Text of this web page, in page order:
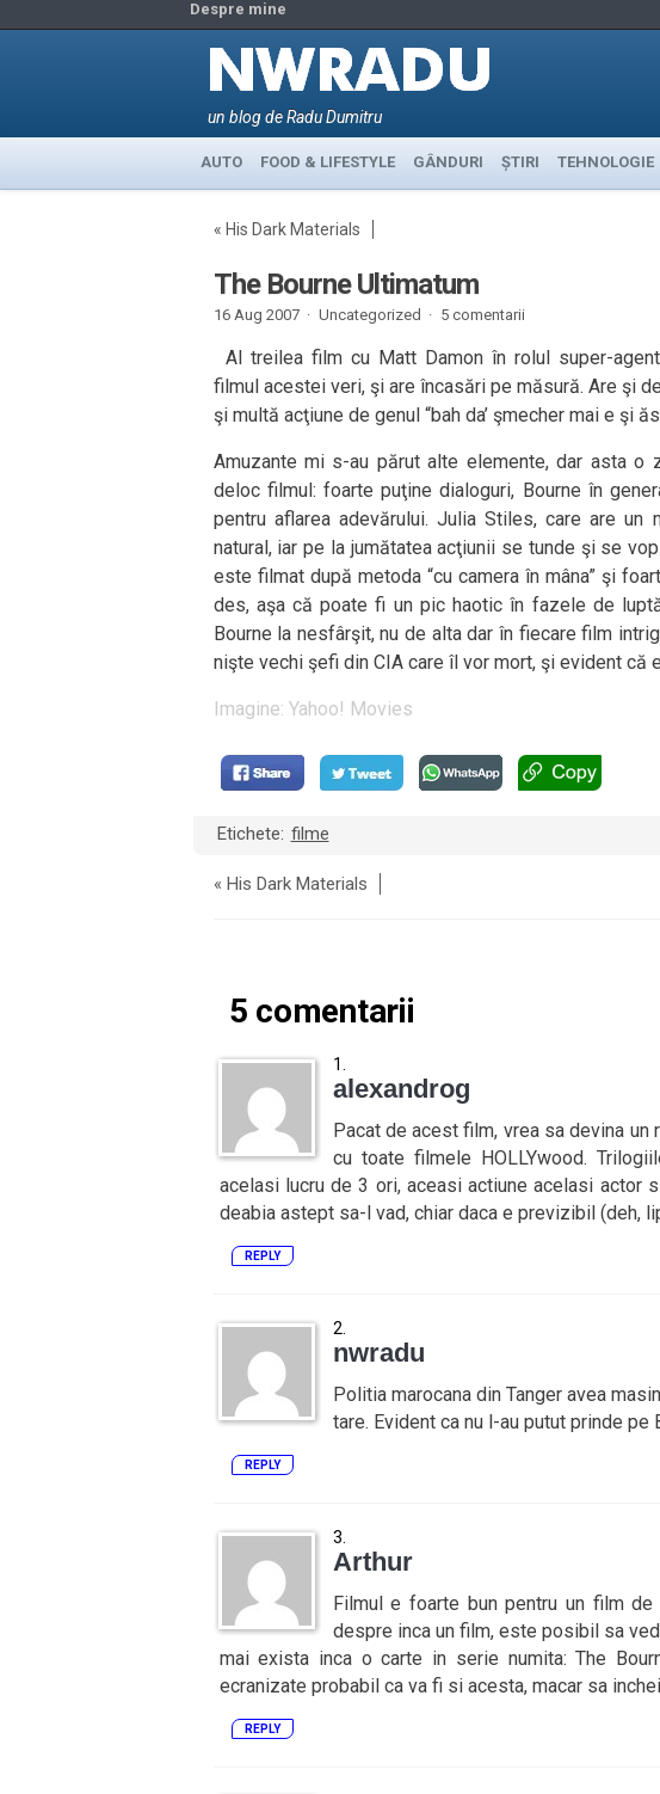
Despre mine
un blog de Radu Dumitru
AUTO FOOD & LIFESTYLE GÂNDURI ȘTIRI TEHNOLOGIE
« His Dark Materials
The Bourne Ultimatum
16 Aug 2007 · Uncategorized · 5 comentarii
Al treilea film cu Matt Damon în rolul super-
filmul acestei veri, şi are încasări pe măsură. Are şi
şi multă acţiune de genul “bah da’ şmecher mai e şi
Amuzante mi s-au părut alte elemente, dar asta o
deloc filmul: foarte puţine dialoguri, Bourne în
pentru aflarea adevărului. Julia Stiles, care are
natural, iar pe la jumătatea acţiunii se tunde şi se
este filmat după metoda “cu camera în mâna” şi
des, aşa că poate fi un pic haotic în fazele de
Bourne la nesfârşit, nu de alta dar în fiecare film
nişte vechi şefi din CIA care îl vor mort, şi evident că
Imagine: Yahoo! Movies
Etichete: filme
« His Dark Materials
5 comentarii
alexandrog
Pacat de acest film, vrea sa devina un
cu toate filmele HOLLYwood.
acelasi lucru de 3 ori, aceasi actiune acelasi actor
deabia astept sa-l vad, chiar daca e previzibil (deh,
REPLY
nwradu
Politia marocana din Tanger avea
tare. Evident ca nu l-au putut prinde pe
REPLY
Arthur
Filmul e foarte bun pentru un film de
despre inca un film, este posibil sa
mai exista inca o carte in serie numita: The
ecranizate probabil ca va fi si acesta, macar sa
REPLY